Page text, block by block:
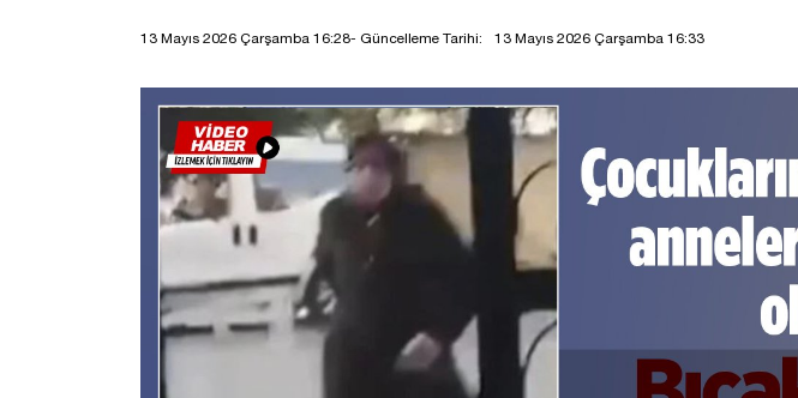
13 Mayıs 2026 Çarşamba 16:28- Güncelleme Tarihi: 13 Mayıs 2026 Çarşamba 16:33